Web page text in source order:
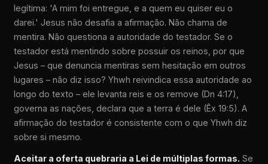
legítima: 'A mim foi entregue, e a quem eu quiser eu o
darei.' Jesus não desafia a afirmação. Não chama de
mentira. Não questiona a autoridade do testador. Se o
testador está mentindo sobre possuir os reinos, por que
Jesus – que denuncia mentiras sem hesitação em outros
lugares – não diz isso? Yhwh reivindica essa autoridade ao
longo do texto – ele levanta reis e os remove (Dn 4:17),
governa as nações, declara que a terra é dele (Êx 19:5). A
afirmação do testador é consistente com o que Yhwh diz
sobre si mesmo.
Aceitar a oferta quebraria a Lei de múltiplas formas. Se